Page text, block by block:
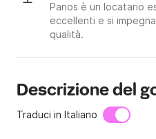
Panos è un locatario
eccellenti e si
qualità.
Descrizione del
Traduci in Italiano